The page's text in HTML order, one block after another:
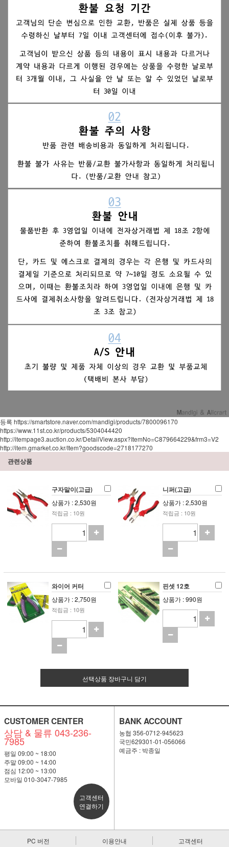
등록 https://smartstore.naver.com/mandlgi/products/7800096170
https://www.11st.co.kr/products/5304044420
http://itempage3.auction.co.kr/DetailView.aspx?ItemNo=C879664229&frm3=V2
http://item.gmarket.co.kr/Item?goodscode=2718177270
관련상품
구자말이(고급)
상품가 : 2,530원
적립금 : 10원
니퍼(고급)
상품가 : 2,530원
적립금 : 10원
와이어 커터
상품가 : 2,750원
적립금 : 10원
핀셋 12호
상품가 : 990원
선택상품 장바구니 담기
CUSTOMER CENTER
상담 & 물류 043-236-
7985
평일 09:00 ~ 18:00
주말 09:00 ~ 14:00
점심 12:00 ~ 13:00
모바일 010-3047-7985
고객센터
연결하기
BANK ACCOUNT
농협 356-0712-945623
국민629301-01-056066
예금주 : 박종일
PC 버전 이용안내 고객센터